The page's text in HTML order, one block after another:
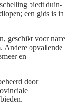
biedt duin-
een gids is in
geschikt voor natte
Andere opvallende
en
door